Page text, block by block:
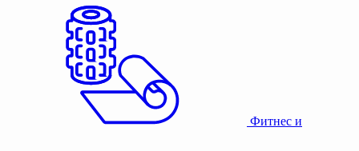
Фитнес и